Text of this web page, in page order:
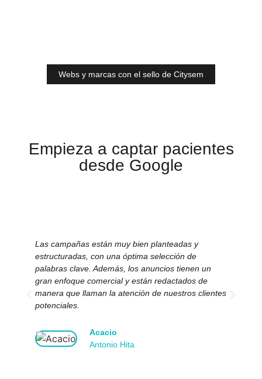
Webs y marcas con el sello de Citysem
Empieza a captar pacientes
desde Google
Las campañas están muy bien planteadas y
estructuradas, con una óptima selección de
palabras clave. Además, los anuncios tienen un
gran enfoque comercial y están redactados de
manera que llaman la atención de nuestros clientes
potenciales.
Acacio
Antonio Hita